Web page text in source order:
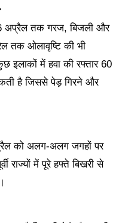
6 अप्रैल तक गरज, बिजली और
तक ओलावृष्टि की भी
इलाकों में हवा की रफ्तार 60
है जिससे पेड़ गिरने और
को अलग-अलग जगहों पर
राज्यों में पूरे हफ्ते बिखरी से